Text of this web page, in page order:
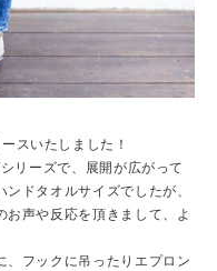
スいたしました！
リーズで、展開が広がって
ドタオルサイズでしたが、
お声や反応を頂きまして、よ
、フックに吊ったりエプロン